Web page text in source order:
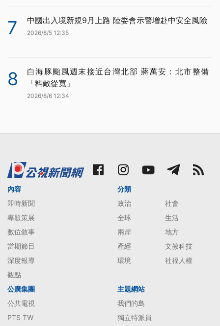
7 中國出入境新規9月上路 陸委會示警增赴中安全風險
2026/8/5 12:35
8
白海豚颱風週末接近台灣北部 蔣萬安：北市整備
「料敵從寬」
2026/8/6 12:34
內容
即時新聞
專題策展
數位敘事
當期節目
深度報導
觀點
分類
政治
社會
全球
生活
兩岸
地方
產經
文教科技
環境
社福人權
公廣集團
公共電視
PTS TW
主題網站
我們的島
獨立特派員